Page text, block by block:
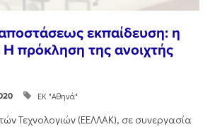
εκπαίδευση: η
πρόκληση της ανοιχτής
ΕΚ "Αθηνά"
Τεχνολογιών (ΕΕΛΛΑΚ), σε συνεργασία